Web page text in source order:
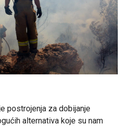
postrojenja za dobijanje
alternativa koje su nam